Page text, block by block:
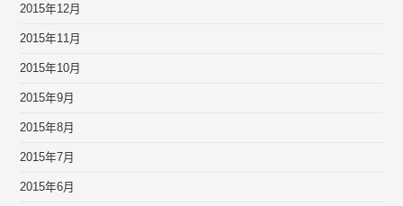
2015年12月
2015年11月
2015年10月
2015年9月
2015年8月
2015年7月
2015年6月